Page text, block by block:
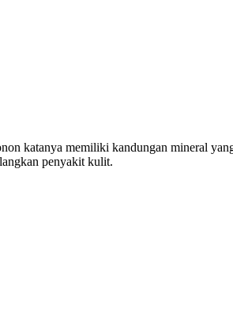
katanya memiliki kandungan mineral
penyakit kulit.